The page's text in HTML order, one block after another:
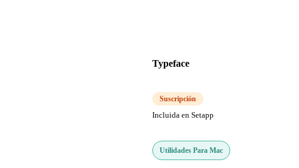
Typeface
Suscripción
Incluida en Setapp
Utilidades Para Mac